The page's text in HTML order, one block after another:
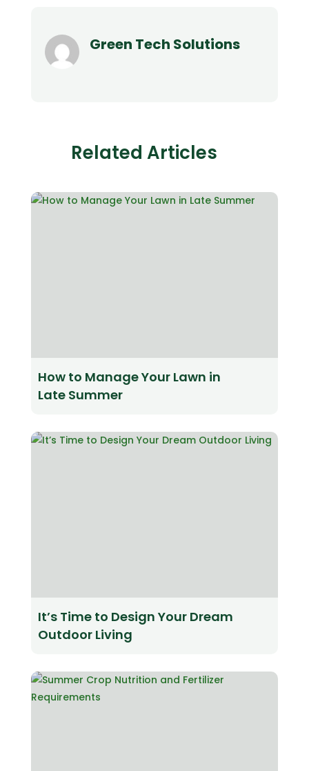
Green Tech Solutions
Related Articles
How to Manage Your Lawn in
Late Summer
It’s Time to Design Your Dream
Outdoor Living